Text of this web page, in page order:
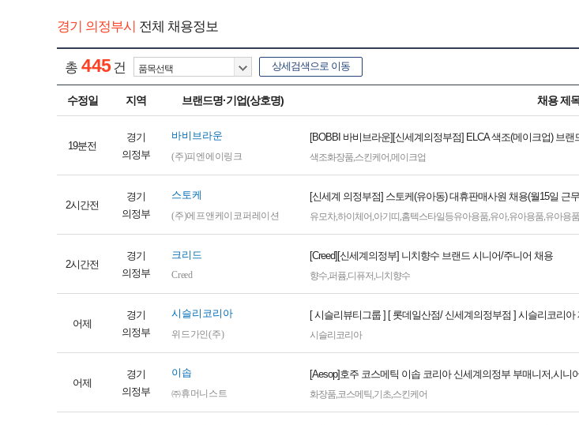
경기 의정부시 전체 채용정보
총 445건 상세검색으로 이동
수정일 지역 브랜드명·기업(상호명) 채용 제
19분전
경기
의정부
바비브라운
(주)피엔에이링크
[BOBBI 바비브라운][신세계의정부점] ELCA 색조(메이크업) 브
색조화장품,스킨케어,메이크업
2시간전
경기
의정부
스토케
(주)에프앤케이코퍼레이션
[신세계 의정부점] 스토케(유아동) 대휴판매사원 채용(월15일 근
유모차,하이체어,아기띠 ,홈텍스타일등유아용품,유아,유아용품,유아용품
2시간전
경기
의정부
크리드
Creed
[Creed][신세계의정부] 니치향수 브랜드 시니어/주니어 채용
향수,퍼퓸,디퓨저,니치향수
어제
경기
의정부
시슬리코리아
위드가인(주)
[ 시슬리뷰티그룹 ] [ 롯데일산점/ 신세계의정부점 ] 시슬리코리
시슬리코리아
어제
경기
의정부
이솝
㈜휴머니스트
[Aesop]호주 코스메틱 이솝 코리아 신세계의정부 부매니저,시니
화장품,코스메틱,기초,스킨케어